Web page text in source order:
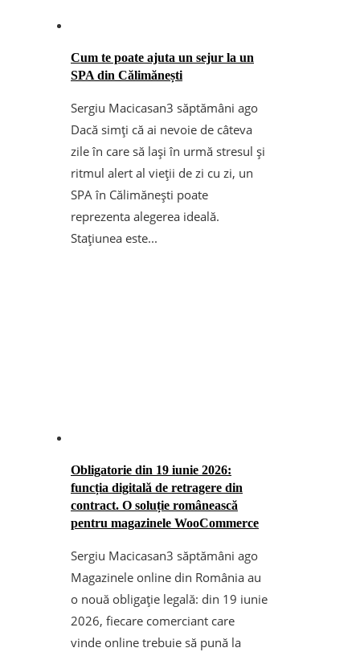
Cum te poate ajuta un sejur la un
SPA din Călimănești
Sergiu Macicasan3 săptămâni ago
Dacă simți că ai nevoie de câteva
zile în care să lași în urmă stresul și
ritmul alert al vieții de zi cu zi, un
SPA în Călimănești poate
reprezenta alegerea ideală.
Stațiunea este...
Obligatorie din 19 iunie 2026:
funcția digitală de retragere din
contract. O soluție românească
pentru magazinele WooCommerce
Sergiu Macicasan3 săptămâni ago
Magazinele online din România au
o nouă obligație legală: din 19 iunie
2026, fiecare comerciant care
vinde online trebuie să pună la